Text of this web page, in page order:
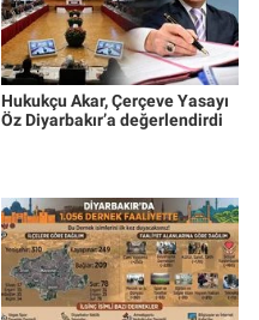
Hukukçu Akar, Çerçeve Yasayı
Öz Diyarbakır’a değerlendirdi